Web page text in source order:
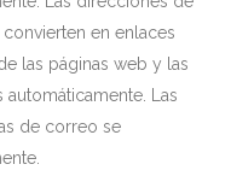
en enlaces
las páginas web y las
Las
de correo se